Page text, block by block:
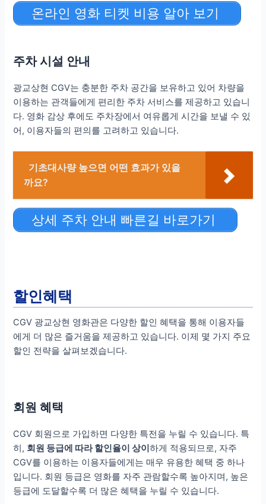
온라인 영화 티켓 비용 알아 보기
주차 시설 안내
광교상현 CGV는 충분한 주차 공간을 보유하고 있어 차량을
이용하는 관객들에게 편리한 주차 서비스를 제공하고 있습니
다. 영화 감상 후에도 주차장에서 여유롭게 시간을 보낼 수 있
어, 이용자들의 편의를 고려하고 있습니다.
기초대사량 높으면 어떤 효과가 있을
까요?
상세 주차 안내 빠른길 바로가기
할인혜택
CGV 광교상현 영화관은 다양한 할인 혜택을 통해 이용자들
에게 더 많은 즐거움을 제공하고 있습니다. 이제 몇 가지 주요
할인 전략을 살펴보겠습니다.
회원 혜택
CGV 회원으로 가입하면 다양한 특전을 누릴 수 있습니다. 특
히, 회원 등급에 따라 할인율이 상이하게 적용되므로, 자주
CGV를 이용하는 이용자들에게는 매우 유용한 혜택 중 하나
입니다. 회원 등급은 영화를 자주 관람할수록 높아지며, 높은
등급에 도달할수록 더 많은 혜택을 누릴 수 있습니다.